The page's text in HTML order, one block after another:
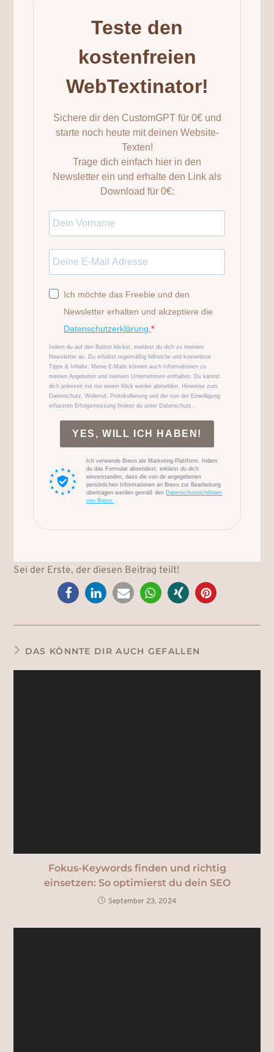
Teste den
kostenfreien
WebTextinator!
Sichere dir den CustomGPT für 0€ und
starte noch heute mit deinen Website-
Texten!
Trage dich einfach hier in den
Newsletter ein und erhalte den Link als
Download für 0€:
Ich möchte das Freebie und den
Newsletter erhalten und akzeptiere die
Datenschutzerklärung.
Indem du auf den Button klickst, meldest du dich zu meinem
Newsletter an. Du erhältst regelmäßig hilfreiche und kostenlose
Tipps & Inhalte. Meine E-Mails können auch Informationen zu
meinen Angeboten und meinem Unternehmen enthalten. Du kannst
dich jederzeit mit nur einem Klick wieder abmelden. Hinweise zum
Datenschutz, Widerruf, Protokollierung und der von der Einwilligung
erfassten Erfolgsmessung findest du unter Datenschutz.
YES, WILL ICH HABEN!
Ich verwende Brevo als Marketing-Plattform. Indem
du das Formular absendest, erklärst du dich
einverstanden, dass die von dir angegebenen
persönlichen Informationen an Brevo zur Bearbeitung
übertragen werden gemäß den Datenschutzrichtlinien
von Brevo.
Sei der Erste, der diesen Beitrag teilt!
DAS KÖNNTE DIR AUCH GEFALLEN
Fokus-Keywords finden und richtig
einsetzen: So optimierst du dein SEO
September 23, 2024